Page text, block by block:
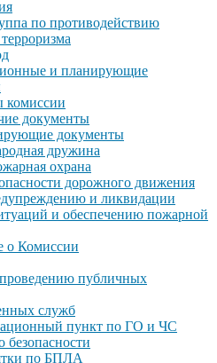
по противодействию
и планирующие
комиссии
документы
документы
дружина
охрана
дорожного движения
и ликвидации
и обеспечению пожарной
о Комиссии
публичных
служб
пункт по ГО и ЧС
безопасности
по БПЛА